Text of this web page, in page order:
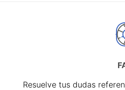
Resuelve tus dudas